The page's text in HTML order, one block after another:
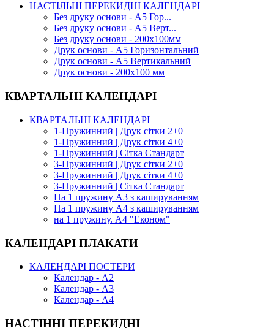
НАСТІЛЬНІ ПЕРЕКИДНІ КАЛЕНДАРІ
Без друку основи - А5 Гор...
Без друку основи - А5 Верт...
Без друку основи - 200х100мм
Друк основи - А5 Горизонтальний
Друк основи - А5 Вертикальний
Друк основи - 200х100 мм
КВАРТАЛЬНІ КАЛЕНДАРІ
КВАРТАЛЬНІ КАЛЕНДАРІ
1-Пружинний | Друк сітки 2+0
1-Пружинний | Друк сітки 4+0
1-Пружинний | Сітка Стандарт
3-Пружинний | Друк сітки 2+0
3-Пружинний | Друк сітки 4+0
3-Пружинний | Сітка Стандарт
На 1 пружину А3 з кашируванням
На 1 пружину А4 з кашируванням
на 1 пружину. А4 "Економ"
КАЛЕНДАРІ ПЛАКАТИ
КАЛЕНДАРІ ПОСТЕРИ
Календар - А2
Календар - А3
Календар - А4
НАСТІННІ ПЕРЕКИДНІ